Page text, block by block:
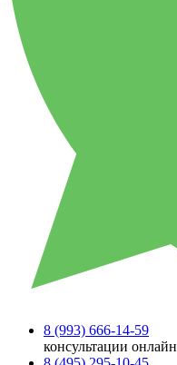
8 (993) 666-14-59
консультации онлайн